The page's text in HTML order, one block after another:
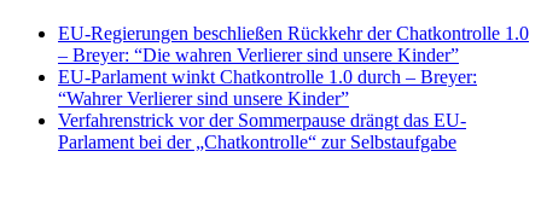
EU-Regierungen beschließen Rückkehr der Chatkontrolle 1.0
– Breyer: “Die wahren Verlierer sind unsere Kinder”
EU-Parlament winkt Chatkontrolle 1.0 durch – Breyer:
“Wahrer Verlierer sind unsere Kinder”
Verfahrenstrick vor der Sommerpause drängt das EU-
Parlament bei der „Chatkontrolle“ zur Selbstaufgabe